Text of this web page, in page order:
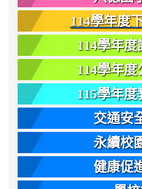
114學年度
114學年
114學年
115學年
交通安
永續校
健康促